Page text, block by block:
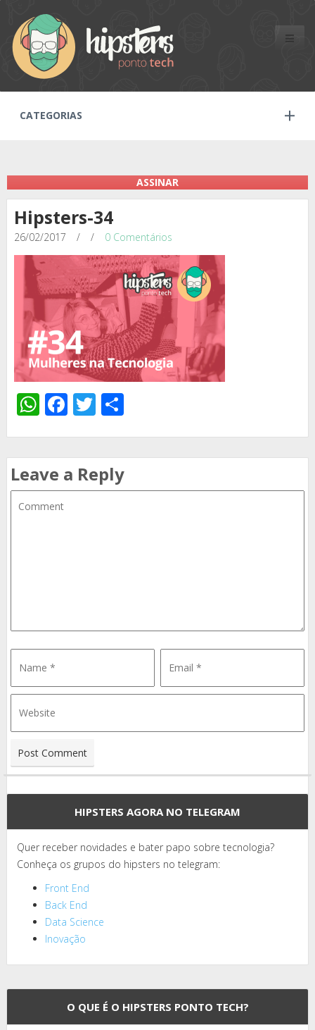
Toggle
CATEGORIAS
ASSINAR
Hipsters-34
26/02/2017 / / 0 Comentários
WhatsApp
Facebook
Twitter
Leave a Reply
HIPSTERS AGORA NO TELEGRAM
Quer receber novidades e bater papo sobre tecnologia?
Conheça os grupos do hipsters no telegram:
Front End
Back End
Data Science
Inovação
O QUE É O HIPSTERS PONTO TECH?